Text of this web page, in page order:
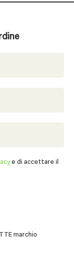
marchio
e di accettare il